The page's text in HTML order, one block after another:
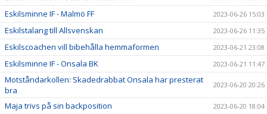
Eskilsminne IF - Malmö FF 2023-06-26 15:03
Eskilstalang till Allsvenskan 2023-06-26 11:35
Eskilscoachen vill bibehålla hemmaformen 2023-06-21 23:08
Eskilsminne IF - Onsala BK 2023-06-21 11:47
Motståndarkollen: Skadedrabbat Onsala har presterat
bra
2023-06-20 20:26
Maja trivs på sin backposition 2023-06-20 18:04